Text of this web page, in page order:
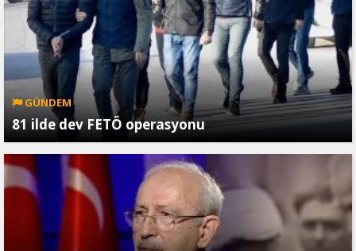
GÜNDEM
81 ilde dev FETÖ operasyonu